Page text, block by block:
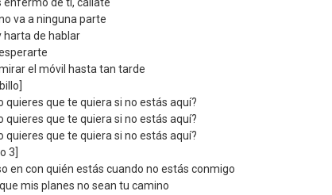
va a ninguna parte
harta de hablar
el móvil hasta tan tarde
quieres que te quiera si no estás aquí?
quieres que te quiera si no estás aquí?
quieres que te quiera si no estás aquí?
3]
en con quién estás cuando no estás conmigo
mis planes no sean tu camino